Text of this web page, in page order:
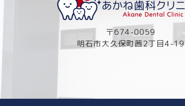
〒674-0059
明石市大久保町茜2丁目4-19